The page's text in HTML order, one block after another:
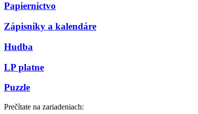
Papiernictvo
Zápisníky a kalendáre
Hudba
LP platne
Puzzle
Prečítate na zariadeniach: